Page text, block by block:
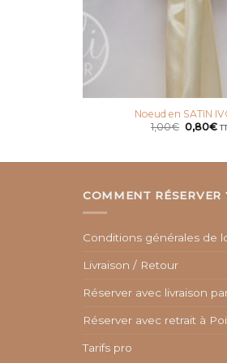
Noeud en SATIN
1,00€ Le
prix
1,00€.
0,80€Le
COMMENT RÉSERVER
Conditions générales de
Livraison / Retour
Réserver avec livraison
Réserver avec retrait à
Tarifs pro